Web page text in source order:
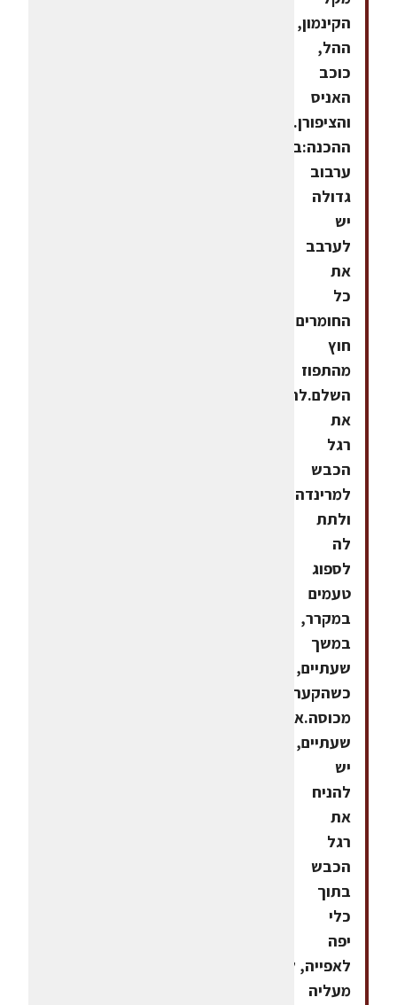
הקינמון,
ההל,
כוכב
האניס
והציפורן.אופן
ההכנה:בקערת
ערבוב
גדולה
יש
לערבב
את
כל
החומרים
חוץ
מהתפוז
השלם.להוסיף
את
רגל
הכבש
למרינדה
ולתת
לה
לספוג
טעמים
במקרר,
במשך
שעתיים,
כשהקערה
מכוסה.אחרי
שעתיים,
יש
להניח
את
רגל
הכבש
בתוך
כלי
יפה
לאפייה, לצקת
מעליה